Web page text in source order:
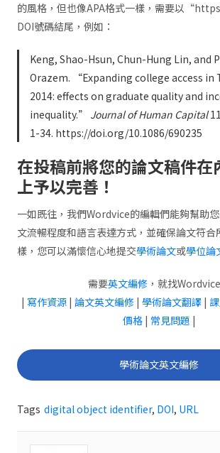
的風格，但也像APA格式一樣，需要以
DOI號碼結尾，例如：
Keng, Shao-Hsun, Chun-Hung Lin, and
Orazem. “Expanding college access in
2014: effects on graduate quality and
inequality.” Journal of Human Capital
1-34. https://doi.org/10.1086/690235
在投稿前將您的論文稿件在
上予以完善！
一如既往，我們Wordvice的編輯們能夠幫助
文流暢程度和語言表達方式，並確保論文符合
樣，您可以滿懷信心地提交學術論文或學位論
需要英文編修，就找Wordvice
| 寫作資源 | 論文英文編修 | 學術論文翻譯 |
價格| 常見問題 |
學術論文英文編修
Tags digital object identifier, DOI, URL